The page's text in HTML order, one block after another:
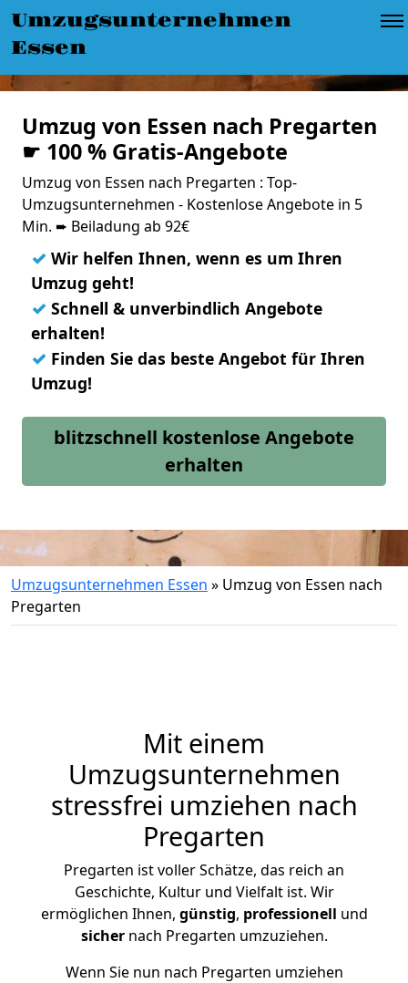
Umzugsunternehmen
Essen
Umzug von Essen nach Pregarten
☛ 100 % Gratis-Angebote
Umzug von Essen nach Pregarten : Top-
Umzugsunternehmen - Kostenlose Angebote in 5
Min. ➨ Beiladung ab 92€
✓ Wir helfen Ihnen, wenn es um Ihren
Umzug geht!
✓ Schnell & unverbindlich Angebote
erhalten!
✓ Finden Sie das beste Angebot für Ihren
Umzug!
blitzschnell kostenlose Angebote
erhalten
Umzugsunternehmen Essen » Umzug von Essen nach
Pregarten
Mit einem
Umzugsunternehmen
stressfrei umziehen nach
Pregarten
Pregarten ist voller Schätze, das reich an
Geschichte, Kultur und Vielfalt ist. Wir
ermöglichen Ihnen, günstig, professionell und
sichernach Pregarten umzuziehen.
Wenn Sie nun nach Pregarten umziehen